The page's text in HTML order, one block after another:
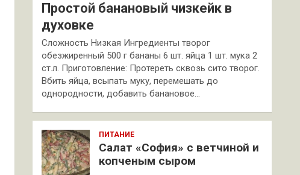
Простой банановый чизкейк в
духовке
Сложность Низкая Ингредиенты творог
обезжиренный 500 г бананы 6 шт. яйца 1 шт. мука 2
ст.л. Приготовление: Протереть сквозь сито творог.
Вбить яйца, всыпать муку, перемешать до
однородности, добавить банановое…
ПИТАНИЕ
Салат «София» с ветчиной и
копченым сыром